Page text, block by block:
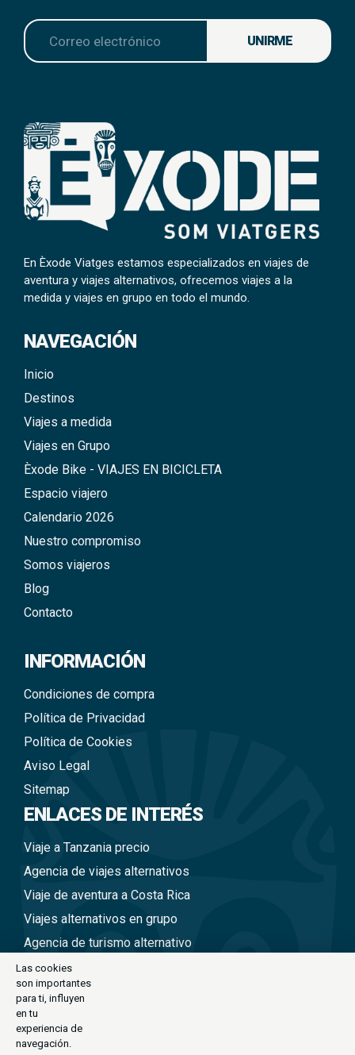
UNIRME
En Èxode Viatges estamos especializados en viajes de
aventura y viajes alternativos, ofrecemos viajes a la
medida y viajes en grupo en todo el mundo.
NAVEGACIÓN
Inicio
Destinos
Viajes a medida
Viajes en Grupo
Èxode Bike - VIAJES EN BICICLETA
Espacio viajero
Calendario 2026
Nuestro compromiso
Somos viajeros
Blog
Contacto
INFORMACIÓN
Condiciones de compra
Política de Privacidad
Política de Cookies
Aviso Legal
Sitemap
ENLACES DE INTERÉS
Viaje a Tanzania precio
Agencia de viajes alternativos
Viaje de aventura a Costa Rica
Viajes alternativos en grupo
Agencia de turismo alternativo
Viajes a Nepal en grupo
Viaje alternativo a Tailandia
Viajes alternativos a Perú
Viajes alternativos a Vietnam
Las cookies
son importantes
para ti, influyen
en tu
experiencia de
navegación.